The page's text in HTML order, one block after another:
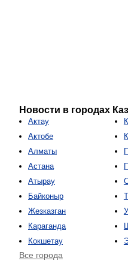
Новости в городах
Актау
Актобе
Алматы
Астана
Атырау
Байконыр
Жезказган
Караганда
Кокшетау
Все города